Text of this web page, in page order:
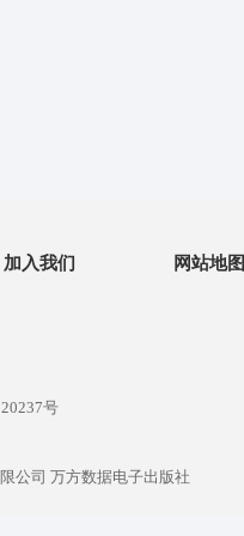
加入我们 网站地图
号
公司 万方数据电子出版社